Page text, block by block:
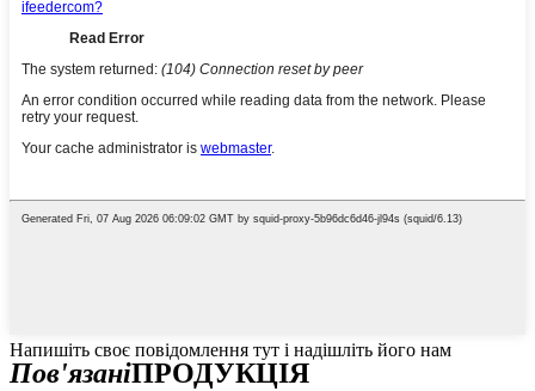
Напишіть своє повідомлення тут і надішліть його нам
Пов'язаніПРОДУКЦІЯ